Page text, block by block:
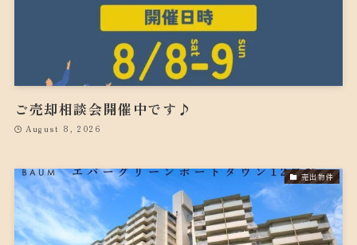
ご売却相談会開催中です♪
August 8, 2026
売出物件